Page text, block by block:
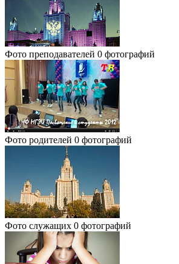
Фото преподавателей 0 фотографий
Фото родителей 0 фотографий
Фото служащих 0 фотографий